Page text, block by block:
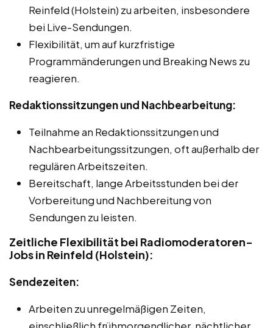
Reinfeld (Holstein) zu arbeiten, insbesondere
bei Live-Sendungen.
Flexibilität, um auf kurzfristige
Programmänderungen und Breaking News zu
reagieren.
Redaktionssitzungen und Nachbearbeitung:
Teilnahme an Redaktionssitzungen und
Nachbearbeitungssitzungen, oft außerhalb der
regulären Arbeitszeiten.
Bereitschaft, lange Arbeitsstunden bei der
Vorbereitung und Nachbereitung von
Sendungen zu leisten.
Zeitliche Flexibilität bei Radiomoderatoren-
Jobs in Reinfeld (Holstein):
Sendezeiten:
Arbeiten zu unregelmäßigen Zeiten,
einschließlich frühmorgendlicher, nächtlicher